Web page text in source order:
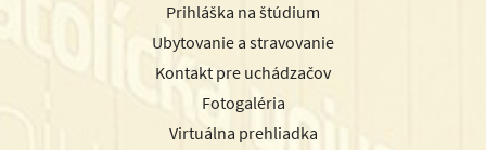
Prihláška na štúdium
Ubytovanie a stravovanie
Kontakt pre uchádzačov
Fotogaléria
Virtuálna prehliadka